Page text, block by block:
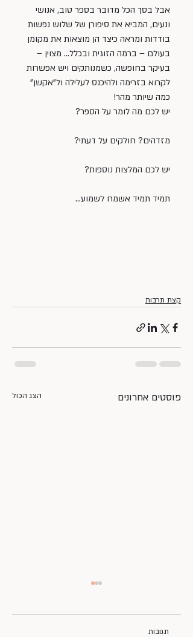
אבל בסך הכל מדובר בספר טוב, אנושי
ונעים, המביא את סיפורן של שלוש נפשות
בודדות ומראה כיצד הן מוצאות את מקומן
בעולם – ברמה הזוגית ובכלל… מצוין –
בעיקר בחופשה, כשמנותקים ויש אפשרות
לקרוא בזרימה ולהיכנס לעלילה ול”אקשן”
כמה שיותר מהר!
יש לכם מה לומר על הספר?
מזדהים? חולקים על דעתי?
יש לכם המלצות נוספות?
תמיד תמיד אשמח לשמוע…
קצת תרבות
פוסטים אחרונים הצג הכול
תגובות